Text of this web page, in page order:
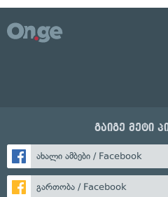
გაიგე მეტი
ახალი ამბები / Facebook
გართობა / Facebook